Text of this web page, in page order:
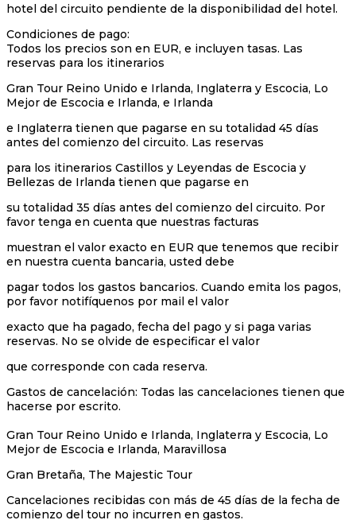
hotel del circuito pendiente de la disponibilidad del hotel.
Condiciones de pago:
Todos los precios son en EUR, e incluyen tasas. Las
reservas para los itinerarios
Gran Tour Reino Unido e Irlanda, Inglaterra y Escocia, Lo
Mejor de Escocia e Irlanda, e Irlanda
e Inglaterra tienen que pagarse en su totalidad 45 días
antes del comienzo del circuito. Las reservas
para los itinerarios Castillos y Leyendas de Escocia y
Bellezas de Irlanda tienen que pagarse en
su totalidad 35 días antes del comienzo del circuito. Por
favor tenga en cuenta que nuestras facturas
muestran el valor exacto en EUR que tenemos que recibir
en nuestra cuenta bancaria, usted debe
pagar todos los gastos bancarios. Cuando emita los pagos,
por favor notifíquenos por mail el valor
exacto que ha pagado, fecha del pago y si paga varias
reservas. No se olvide de especificar el valor
que corresponde con cada reserva.
Gastos de cancelación: Todas las cancelaciones tienen que
hacerse por escrito.
Gran Tour Reino Unido e Irlanda, Inglaterra y Escocia, Lo
Mejor de Escocia e Irlanda, Maravillosa
Gran Bretaña, The Majestic Tour
Cancelaciones recibidas con más de 45 días de la fecha de
comienzo del tour no incurren en gastos.